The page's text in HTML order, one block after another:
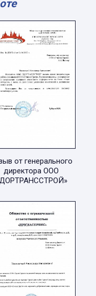
от генерального
директора ООО